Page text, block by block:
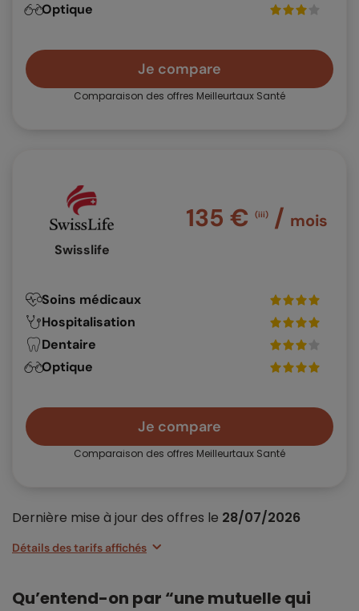
Optique
Je compare
Comparaison des offres Meilleurtaux Santé
Swisslife
Soins médicaux
Hospitalisation
Dentaire
Optique
135 € (iii)/ mois
Je compare
Comparaison des offres Meilleurtaux Santé
Dernière mise à jour des offres le 28/07/2026
Détails des tarifs affichés
Qu’entend-on par “une mutuelle qui